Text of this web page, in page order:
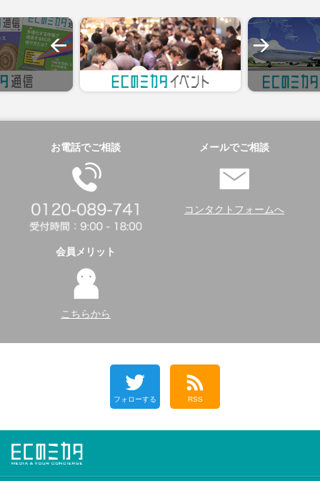
お電話でご相談 メールでご相談
コンタクトフォームへ
会員メリット
こちらから
フォローする RSS